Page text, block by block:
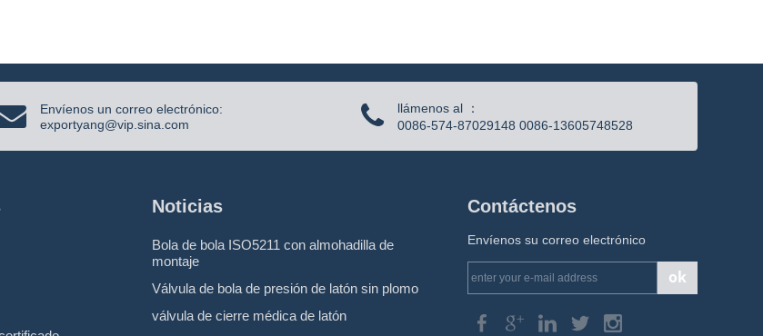
Envíenos un correo electrónico:
exportyang@vip.sina.com
llámenos al ：
0086-574-87029148 0086-13605748528
Noticias
Bola de bola ISO5211 con almohadilla de
montaje
Válvula de bola de presión de latón sin plomo
válvula de cierre médica de latón
Contáctenos
Envíenos su correo electrónico
ok